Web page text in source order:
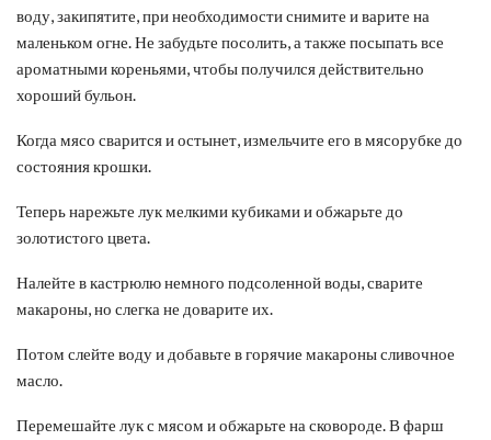
воду, закипятите, при необходимости снимите и варите на
маленьком огне. Не забудьте посолить, а также посыпать все
ароматными кореньями, чтобы получился действительно
хороший бульон.
Когда мясо сварится и остынет, измельчите его в мясорубке до
состояния крошки.
Теперь нарежьте лук мелкими кубиками и обжарьте до
золотистого цвета.
Налейте в кастрюлю немного подсоленной воды, сварите
макароны, но слегка не доварите их.
Потом слейте воду и добавьте в горячие макароны сливочное
масло.
Перемешайте лук с мясом и обжарьте на сковороде. В фарш